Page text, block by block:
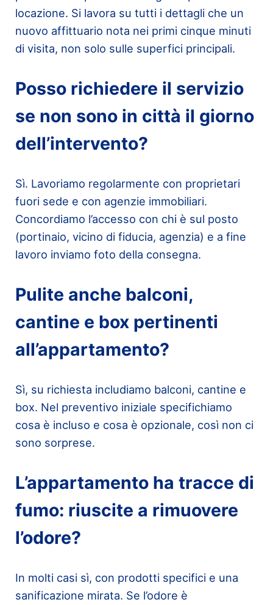
locazione. Si lavora su tutti i dettagli che un
nuovo affittuario nota nei primi cinque minuti
di visita, non solo sulle superfici principali.
Posso richiedere il servizio
se non sono in città il giorno
dell’intervento?
Sì. Lavoriamo regolarmente con proprietari
fuori sede e con agenzie immobiliari.
Concordiamo l’accesso con chi è sul posto
(portinaio, vicino di fiducia, agenzia) e a fine
lavoro inviamo foto della consegna.
Pulite anche balconi,
cantine e box pertinenti
all’appartamento?
Sì, su richiesta includiamo balconi, cantine e
box. Nel preventivo iniziale specifichiamo
cosa è incluso e cosa è opzionale, così non ci
sono sorprese.
L’appartamento ha tracce di
fumo: riuscite a rimuovere
l’odore?
In molti casi sì, con prodotti specifici e una
sanificazione mirata. Se l’odore è